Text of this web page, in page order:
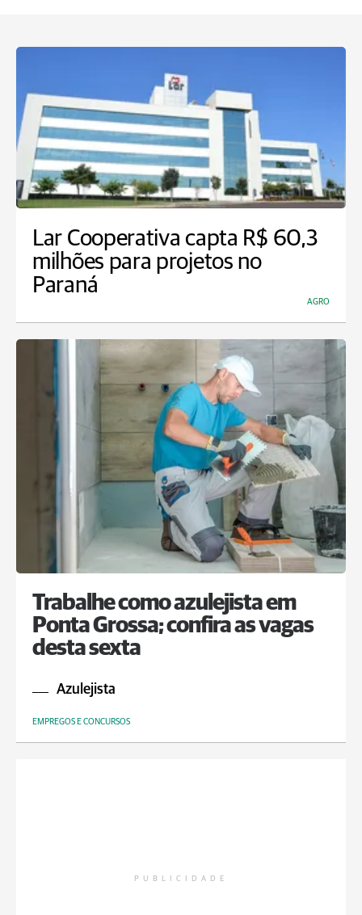
Lar Cooperativa capta R$ 60,3
milhões para projetos no
Paraná
AGRO
Trabalhe como azulejista em
Ponta Grossa; confira as vagas
desta sexta
Azulejista
EMPREGOS E CONCURSOS
PUBLICIDADE